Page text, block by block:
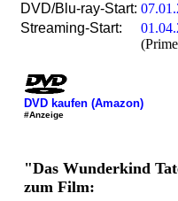
DVD/Blu-ray-Start:
Streaming-Start:
DVD kaufen (Amazon)
#Anzeige
"Das Wunderkind
zum Film: